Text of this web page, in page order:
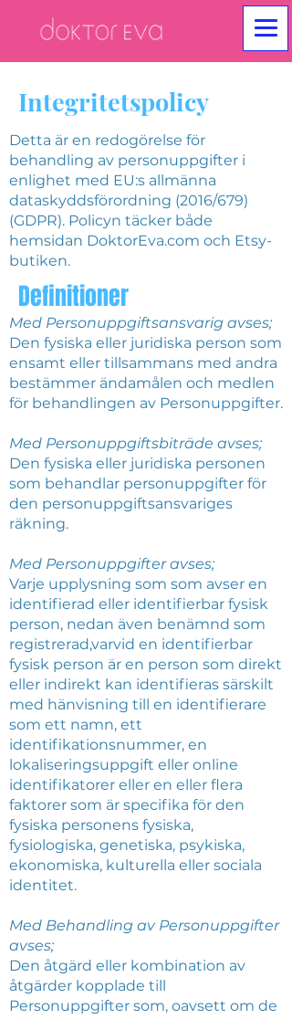
Integritetspolicy
Detta är en redogörelse för
behandling av personuppgifter i
enlighet med EU:s allmänna
dataskyddsförordning (2016/679)
(GDPR). Policyn täcker både
hemsidan DoktorEva.com och Etsy-
butiken.
Definitioner
Med Personuppgiftsansvarig avses;
Den fysiska eller juridiska person som
ensamt eller tillsammans med andra
bestämmer ändamålen och medlen
för behandlingen av Personuppgifter.
Med Personuppgiftsbiträde avses;
Den fysiska eller juridiska personen
som behandlar personuppgifter för
den personuppgiftsansvariges
räkning.
Med Personuppgifter avses;
Varje upplysning som som avser en
identifierad eller identifierbar fysisk
person, nedan även benämnd som
registrerad,varvid en identifierbar
fysisk person är en person som direkt
eller indirekt kan identifieras särskilt
med hänvisning till en identifierare
som ett namn, ett
identifikationsnummer, en
lokaliseringsuppgift eller online
identifikatorer eller en eller flera
faktorer som är specifika för den
fysiska personens fysiska,
fysiologiska, genetiska, psykiska,
ekonomiska, kulturella eller sociala
identitet.
Med Behandling av Personuppgifter
avses;
Den åtgärd eller kombination av
åtgärder kopplade till
Personuppgifter som, oavsett om de